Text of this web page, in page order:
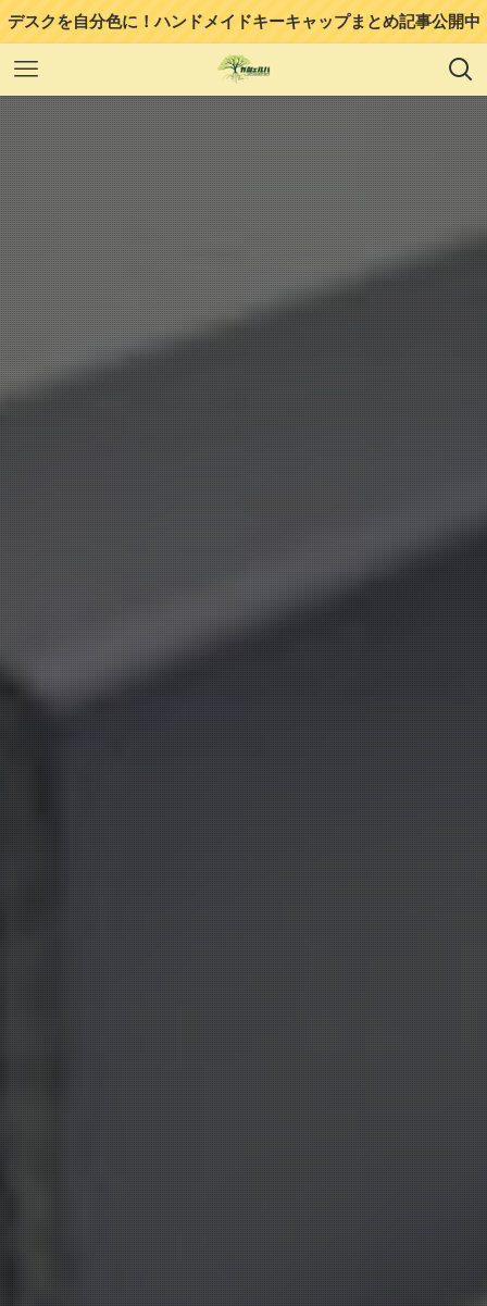
デスクを自分色に！ハンドメイドキーキャップまとめ記事公開中